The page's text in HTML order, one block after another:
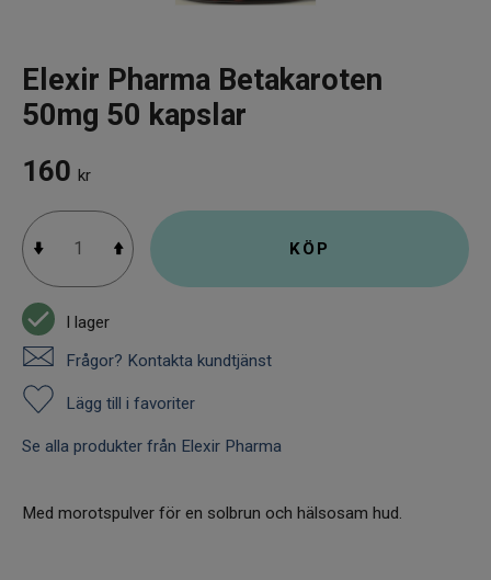
Elexir Pharma Betakaroten
50mg 50 kapslar
160 kr
KÖP
I lager
Frågor? Kontakta kundtjänst
Lägg till i favoriter
Se alla produkter från Elexir Pharma
Med morotspulver för en solbrun och hälsosam hud.